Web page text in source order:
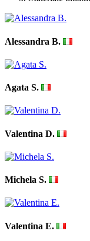
Alessandra B.
Agata S.
Valentina D.
Michela S.
Valentina E.